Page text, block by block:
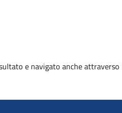
e navigato anche